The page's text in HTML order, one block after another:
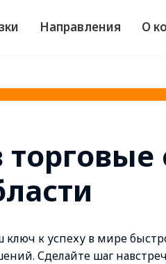
Направления О
ключ к успеху в мире
Сделайте шаг